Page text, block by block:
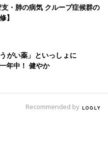
別・予防接種・お薬ガイド
ケアにおすすめの本
・肺の病気 クループ症候群の
】
がい薬」といっしょに
年中！ 健やか
Recommended by